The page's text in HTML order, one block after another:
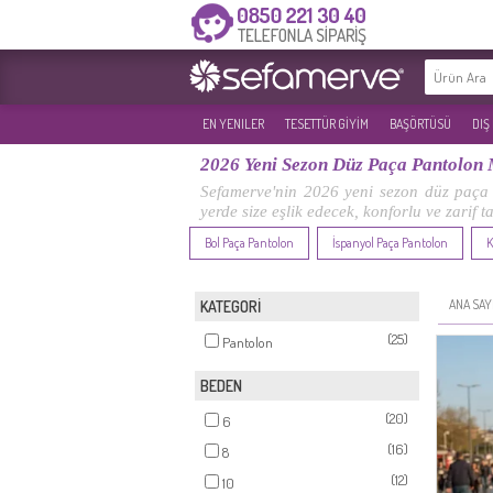
EN YENILER TESETTÜR GİYİM BAŞÖRTÜSÜ DIŞ
2026 Yeni Sezon Düz Paça
Sefamerve'nin 2026 yeni sezon düz paça
yerde size eşlik edecek, konforlu ve zarif
Bol Paça Pantolon İspanyol Paça Pantolon
KATEGORİ
Pantolon (25)
BEDEN
6
(20)
8
(16)
10
(12)
ANA